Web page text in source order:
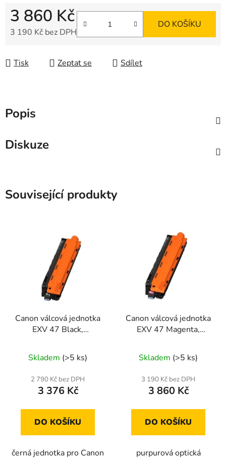
3 860 Kč
3 190 Kč bez DPH
DO KOŠÍKU
Tisk Zeptat se Sdílet
Popis
Diskuze
Související produkty
Canon válcová jednotka
EXV 47 Black,
Skladem (>5 ks)
2 790 Kč bez DPH
3 376 Kč
DO KOŠÍKU
černá jednotka pro Canon
Canon válcová jednotka
EXV 47 Magenta,
Skladem (>5 ks)
3 190 Kč bez DPH
3 860 Kč
DO KOŠÍKU
purpurová optická